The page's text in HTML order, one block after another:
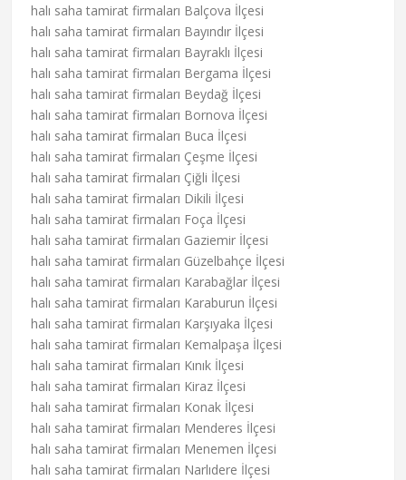
halı saha tamirat firmaları Balçova İlçesi
halı saha tamirat firmaları Bayındır İlçesi
halı saha tamirat firmaları Bayraklı İlçesi
halı saha tamirat firmaları Bergama İlçesi
halı saha tamirat firmaları Beydağ İlçesi
halı saha tamirat firmaları Bornova İlçesi
halı saha tamirat firmaları Buca İlçesi
halı saha tamirat firmaları Çeşme İlçesi
halı saha tamirat firmaları Çiğli İlçesi
halı saha tamirat firmaları Dikili İlçesi
halı saha tamirat firmaları Foça İlçesi
halı saha tamirat firmaları Gaziemir İlçesi
halı saha tamirat firmaları Güzelbahçe İlçesi
halı saha tamirat firmaları Karabağlar İlçesi
halı saha tamirat firmaları Karaburun İlçesi
halı saha tamirat firmaları Karşıyaka İlçesi
halı saha tamirat firmaları Kemalpaşa İlçesi
halı saha tamirat firmaları Kınık İlçesi
halı saha tamirat firmaları Kiraz İlçesi
halı saha tamirat firmaları Konak İlçesi
halı saha tamirat firmaları Menderes İlçesi
halı saha tamirat firmaları Menemen İlçesi
halı saha tamirat firmaları Narlıdere İlçesi